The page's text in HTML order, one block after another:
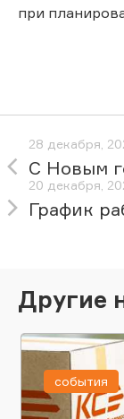
при
28 декабря,
С Новым
20 декабря,
График
Другие
события